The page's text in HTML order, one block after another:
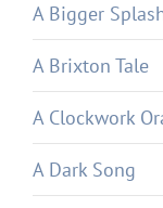
A Bigger
A Brixton Tale
A Clockwork
A Dark Song